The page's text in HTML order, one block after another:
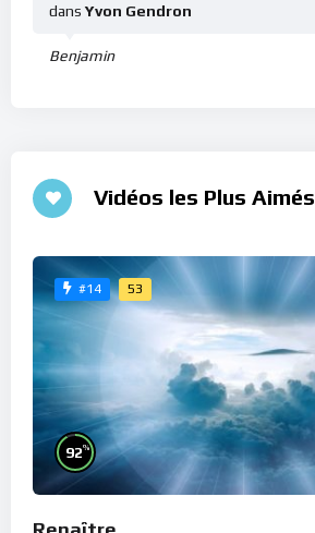
Benjamin
dans Yvon Gendron
Vidéos les Plus Aimés
#14 53
92%